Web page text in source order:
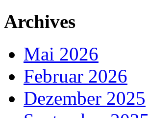
Archives
Mai 2026
Februar 2026
Dezember 2025